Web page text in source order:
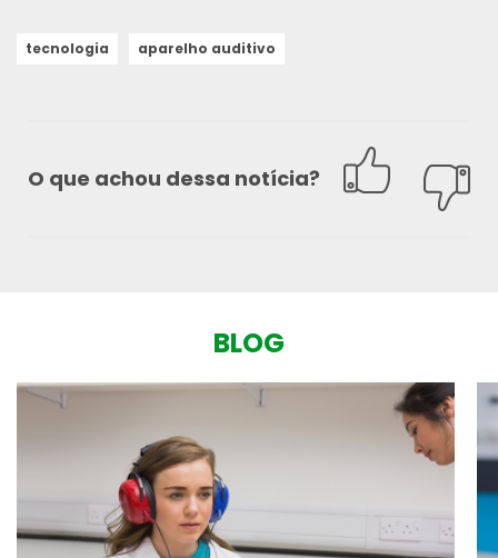
tecnologia aparelho auditivo
O que achou dessa notícia?
BLOG